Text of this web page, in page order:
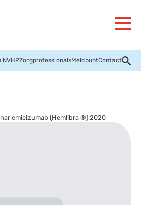
NVHPZorgprofessionalsMeldpuntContact
emicizumab (Hemlibra ®) 2020